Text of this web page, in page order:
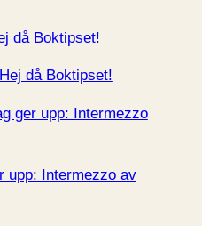
då Boktipset!
Hej då Boktipset!
ger upp: Intermezzo
upp: Intermezzo av